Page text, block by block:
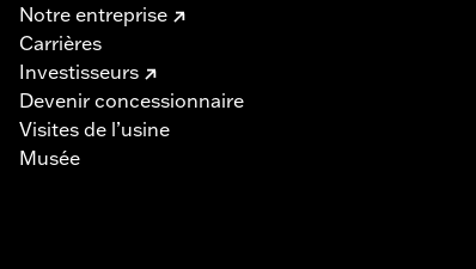
Notre entreprise
Carrières
Investisseurs
Devenir concessionnaire
Visites de l’usine
Musée